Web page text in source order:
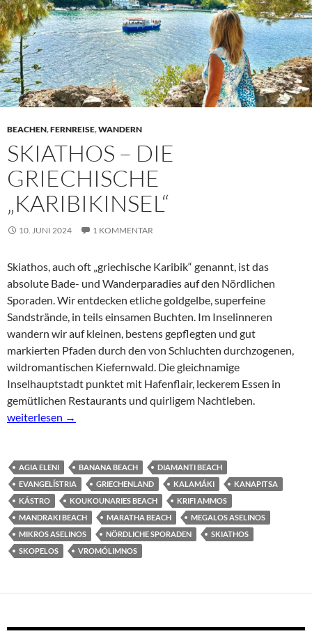
BEACHEN,FERNREISE,WANDERN
SKIATHOS – DIE
GRIECHISCHE
„KARIBIKINSEL“
10. JUNI 2024 1 KOMMENTAR
Skiathos, auch oft „griechische Karibik“ genannt, ist das
absolute Bade- und Wanderparadies auf den Nördlichen
Sporaden. Wir entdecken etliche goldgelbe, superfeine
Sandstrände, in teils einsamen Buchten. Im Inselinneren
wandern wir auf kleinen, bestens gepflegten und gut
markierten Pfaden durch den von Schluchten durchzogenen,
wildromantischen Kiefernwald. Die gleichnamige
Inselhauptstadt punktet mit Hafenflair, leckerem Essen in
gemütlichen Restaurants und quirligem Nachtleben.
Skiathos – die griechische „Karibikinsel“
weiterlesen →
AGIA ELENI BANANA BEACH
DIAMANTI BEACH
EVANGELÍSTRIA
GRIECHENLAND KALAMÁKI
KANAPITSA
KÁSTRO
KOUKOUNARIES BEACH
KRIFI AMMOS
MANDRAKI BEACH
MARATHA BEACH
MEGALOS ASELINOS
MIKROS ASELINOS
NÖRDLICHE SPORADEN
SKIATHOS
SKOPELOS
VROMÓLIMNOS